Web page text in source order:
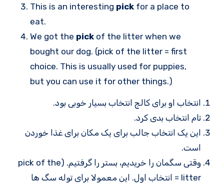
This is an interesting pick for a place to
eat.
We got the pick of the litter when we
bought our dog. (pick of the litter = first
choice. This is usually used for puppies,
but you can use it for other things.)
انتخاب او برای کالج انتخاب بسیار خوبی بود.
تام انتخاب بدی کرد.
این یک انتخاب جالب برای یک مکان برای غذا خوردن
است.
وقتی سگمان را خریدیم، بستر را گرفتیم. (pick of the
litter = انتخاب اول. این معمولا برای توله سگ ها